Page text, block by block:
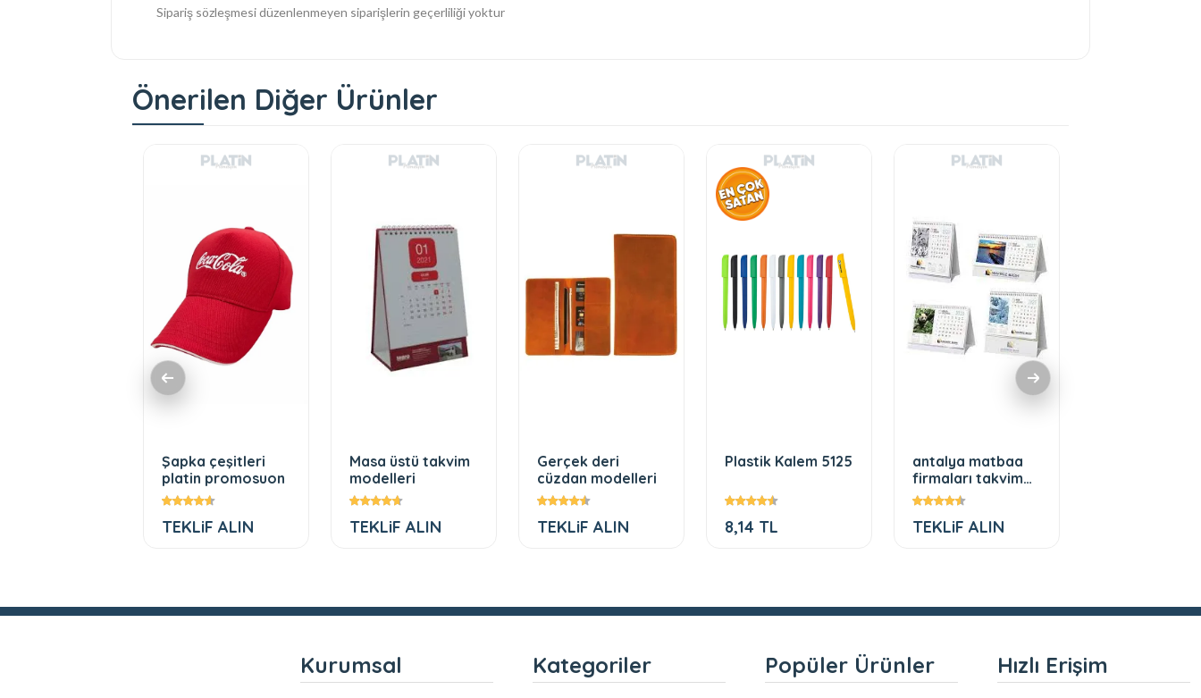
Sipariş sözleşmesi düzenlenmeyen siparişlerin geçerliliği yoktur
Önerilen Diğer Ürünler
Şapka çeşitleri
platin promosuon
TEKLiF ALIN
Masa üstü takvim
modelleri
TEKLiF ALIN
Gerçek deri
cüzdan modelleri
TEKLiF ALIN
Plastik Kalem 5125
8,14 TL
antalya matbaa
firmaları takvim
üretimi
TEKLiF ALIN
Kurumsal Kategoriler Popüler Ürünler Hızlı Erişim